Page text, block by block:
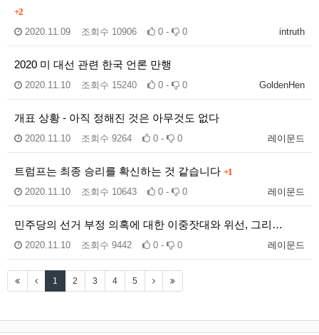
+2
intruth
2020.11.09 조회수 10906 0 - 0
2020 미 대선 관련 한국 언론 만행
GoldenHen
2020.11.10 조회수 15240 0 - 0
개표 상황 - 아직 정해진 것은 아무것도 없다
레이문드
2020.11.10 조회수 9264 0 - 0
트럼프는 최종 승리를 확신하는 것 같습니다 +1
레이문드
2020.11.10 조회수 10643 0 - 0
민주당의 선거 부정 의혹에 대한 이중잣대와 위선, 그리…
레이문드
2020.11.10 조회수 9442 0 - 0
1 2 3 4 5